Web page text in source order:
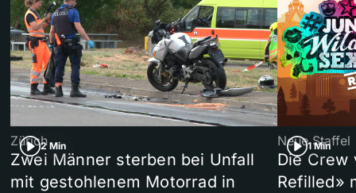
2 Min
Zürich
Zwei Männer sterben bei Unfall
mit gestohlenem Motorrad in
1 Min
Neue Staffel
Die Crew
Refilled»